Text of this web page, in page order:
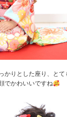
かりとした座り、と
でかわいいですね